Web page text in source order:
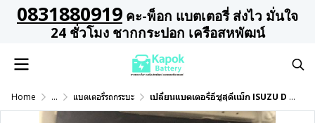
0831880919 คะ-พ็อก แบตเตอรี่ ส่งไว มั่นใจ
24 ชั่วโมง ชากกระปอก เครือสหพัฒน์
Home ... แบตเตอรี่รถกระบะ เปลี่ยนแบตเตอรี่อีซูสุดีเเม็ก ISUZU D MAX 1.9 ถอพักถนนจุกกะเฌอ บึง